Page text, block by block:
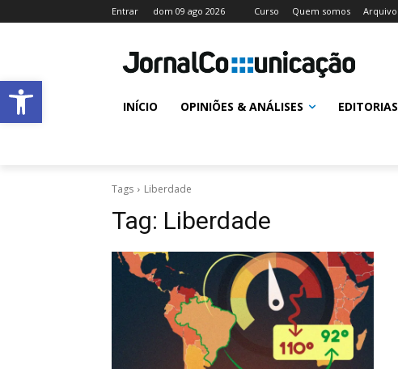
Abrir a barra de ferramentas
Entrar dom 09 ago 2026 Curso Quem somos Arquivo
INÍCIO OPINIÕES & ANÁLISES EDITORIAS
Tags Liberdade
Tag: Liberdade